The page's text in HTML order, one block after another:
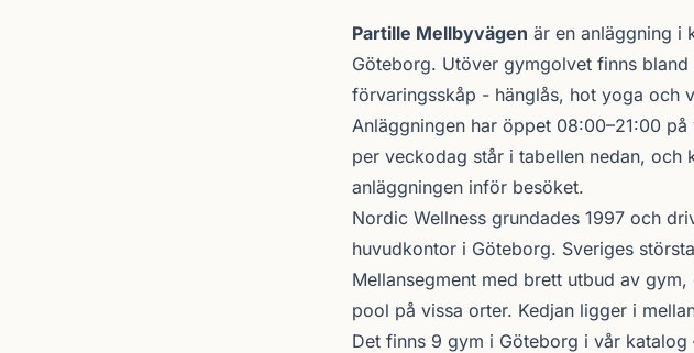
Om Partille Mellbyvägen
Partille Mellbyvägen är en anläggning i
Göteborg. Utöver gymgolvet finns
förvaringsskåp - hänglås, hot yoga och
Anläggningen har öppet 08:00–21:00
per veckodag står i tabellen nedan,
anläggningen inför besöket.
Nordic Wellness grundades 1997 och
huvudkontor i Göteborg. Sveriges
Mellansegment med brett utbud av
pool på vissa orter. Kedjan ligger i
Det finns 9 gym i Göteborg i vår